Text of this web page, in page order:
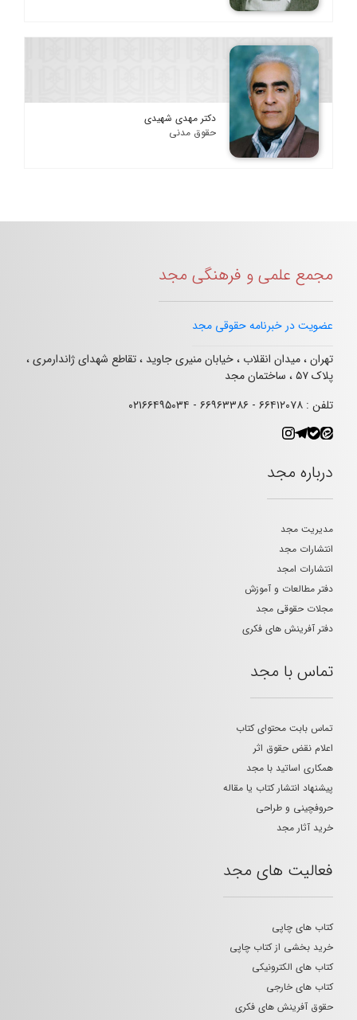
دکتر مهدی شهیدی
حقوق مدنی
مجمع علمی و فرهنگی مجد
عضویت در خبرنامه حقوقی مجد
تهران ، میدان انقلاب ، خیابان منیری جاوید ، تقاطع شهدای ژاندارمری ،
پلاک ۵۷ ، ساختمان مجد
تلفن : ۶۶۴۱۲۰۷۸ - ۶۶۹۶۳۳۸۶ - ۰۲۱۶۶۴۹۵۰۳۴
درباره مجد
مدیریت مجد
انتشارات مجد
انتشارات امجد
دفتر مطالعات و آموزش
مجلات حقوقی مجد
دفتر آفرینش های فکری
تماس با مجد
تماس بابت محتوای کتاب
اعلام نقض حقوق اثر
همکاری اساتید با مجد
پیشنهاد انتشار کتاب یا مقاله
حروفچینی و طراحی
خرید آثار مجد
فعالیت های مجد
کتاب های چاپی
خرید بخشی از کتاب چاپی
کتاب های الکترونیکی
کتاب های خارجی
حقوق آفرینش های فکری